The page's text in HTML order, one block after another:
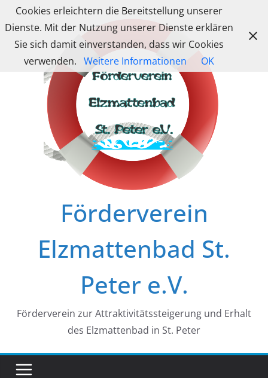
Zum
Inhalt
springen
Förderverein
Elzmattenbad St.
Peter e.V.
Förderverein zur Attraktivitätssteigerung und Erhalt
des Elzmattenbad in St. Peter
Cookies erleichtern die Bereitstellung unserer
Dienste. Mit der Nutzung unserer Dienste erklären
Sie sich damit einverstanden, dass wir Cookies
verwenden. Weitere Informationen OK